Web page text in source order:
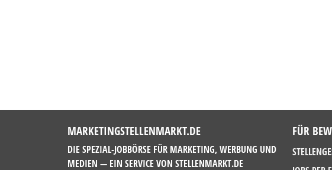
MARKETINGSTELLENMARKT.DE
DIE SPEZIAL-JOBBÖRSE FÜR MARKETING, WERBUNG UND
MEDIEN — EIN SERVICE VON STELLENMARKT.DE
FÜR